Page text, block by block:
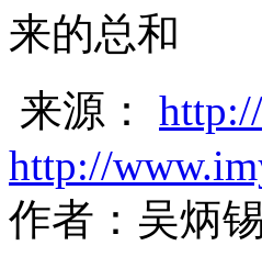
来的总和
来源：
http://
作者：吴炳锡